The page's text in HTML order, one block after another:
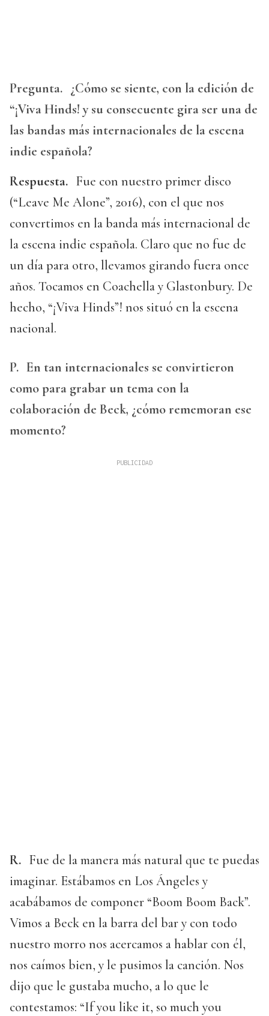
Pregunta. ¿Cómo se siente, con la edición de
“¡Viva Hinds! y su consecuente gira ser una de
las bandas más internacionales de la escena
indie española?
Respuesta. Fue con nuestro primer disco
(“Leave Me Alone”, 2016), con el que nos
convertimos en la banda más internacional de
la escena indie española. Claro que no fue de
un día para otro, llevamos girando fuera once
años. Tocamos en Coachella y Glastonbury. De
hecho, “¡Viva Hinds”! nos situó en la escena
nacional.
P. En tan internacionales se convirtieron
como para grabar un tema con la
colaboración de Beck, ¿cómo rememoran ese
momento?
R. Fue de la manera más natural que te puedas
imaginar. Estábamos en Los Ángeles y
acabábamos de componer “Boom Boom Back”.
Vimos a Beck en la barra del bar y con todo
nuestro morro nos acercamos a hablar con él,
nos caímos bien, y le pusimos la canción. Nos
dijo que le gustaba mucho, a lo que le
contestamos: “If you like it, so much you